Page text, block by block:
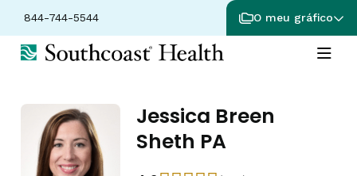
844-744-5544 O meu gráfico
Jessica Breen
Sheth PA